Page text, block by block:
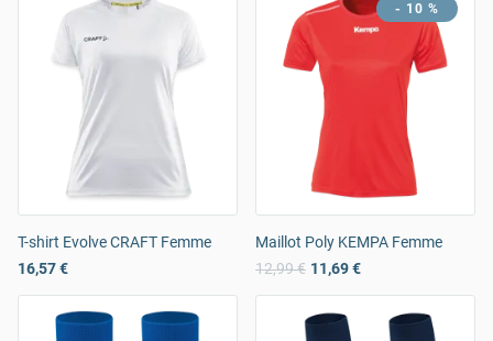
T-shirt Evolve CRAFT Femme
16,57 €
- 10 %
Maillot Poly KEMPA Femme
12,99 € 11,69 €